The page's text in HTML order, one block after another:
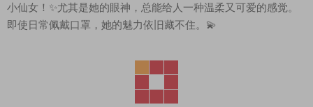
小仙女！✨尤其是她的眼神，总能给人一种温柔又可爱的感觉。
即使日常佩戴口罩，她的魅力依旧藏不住。💫